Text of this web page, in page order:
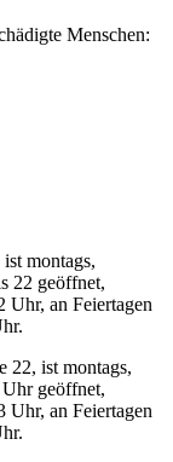
Menschen:
montags,
22 geöffnet,
Uhr, an Feiertagen
22, ist montags,
geöffnet,
Uhr, an Feiertagen